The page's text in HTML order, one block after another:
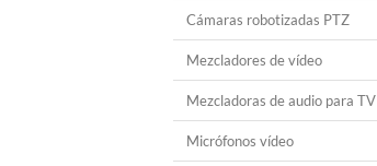
Cámaras robotizadas PTZ
Mezcladores de vídeo
Mezcladoras de audio para TV
Micrófonos vídeo